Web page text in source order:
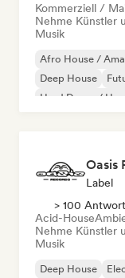
Kommerziell /
Nehme Künstler
Musik
Afro House /
Deep House
Hard Dance /
Oasis
Label
> 100
Acid-House
Nehme Künstler
Musik
Deep House